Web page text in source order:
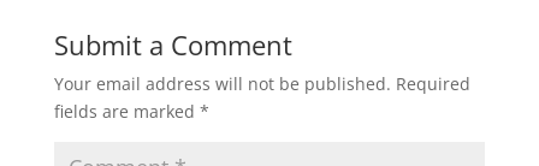
Submit a Comment
Your email address will not be published. Required
fields are marked *